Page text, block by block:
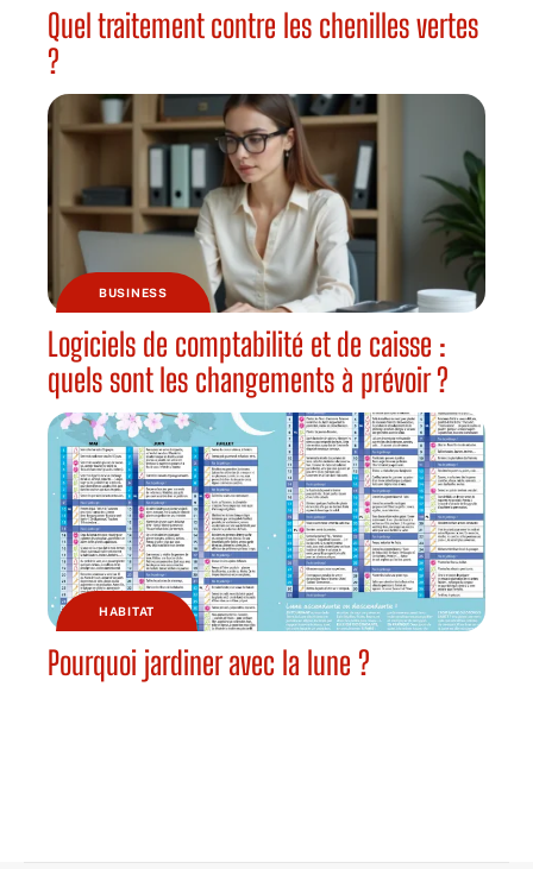
Quel traitement contre les chenilles vertes
?
BUSINESS
Logiciels de comptabilité et de caisse :
quels sont les changements à prévoir ?
HABITAT
Pourquoi jardiner avec la lune ?